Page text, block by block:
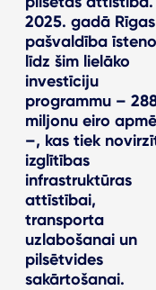
2025. gadā Rīgas
pašvaldība īsteno
līdz šim lielāko
investīciju
programmu –
miljonu eiro
–, kas tiek
izglītības
infrastruktūras
attīstībai,
transporta
uzlabošanai un
pilsētvides
sakārtošanai.